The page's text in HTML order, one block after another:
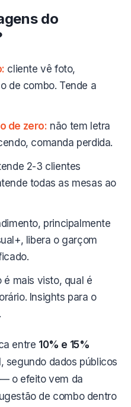
do
cliente vê foto,
de combo. Tende a
de zero: não tem letra
comanda perdida.
2-3 clientes
todas as mesas ao
principalmente
libera o garçom
é mais visto, qual é
Insights para o
entre 10% e 15%
segundo dados públicos
o efeito vem da
de combo dentro